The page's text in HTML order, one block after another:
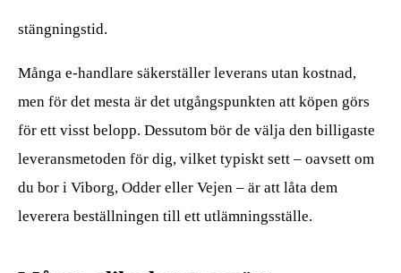
stängningstid.
Många e-handlare säkerställer leverans utan kostnad,
men för det mesta är det utgångspunkten att köpen görs
för ett visst belopp. Dessutom bör de välja den billigaste
leveransmetoden för dig, vilket typiskt sett – oavsett om
du bor i Viborg, Odder eller Vejen – är att låta dem
leverera beställningen till ett utlämningsställe.